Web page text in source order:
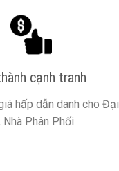
cạnh tranh
hấp dẫn danh cho Đại
Nhà Phân Phối